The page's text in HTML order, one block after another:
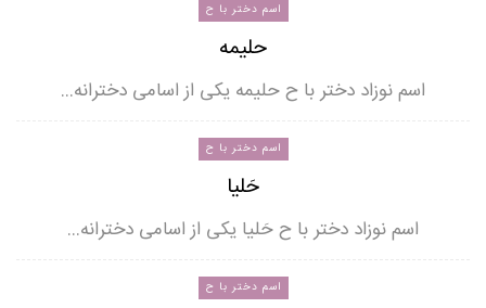
اسم دختر با ح
حلیمه
اسم نوزاد دختر با ح حلیمه یکی از اسامی دخترانه…
اسم دختر با ح
حَلیا
اسم نوزاد دختر با ح حَلیا یکی از اسامی دخترانه…
اسم دختر با ح